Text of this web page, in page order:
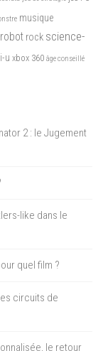
musique
robot rock science-
u xbox 360 âge conseillé
2 : le Jugement
like dans le
quel film ?
circuits de
le retour